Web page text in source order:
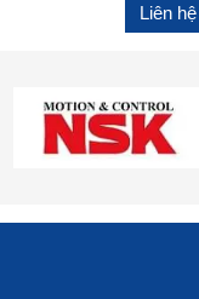
Liên hệ